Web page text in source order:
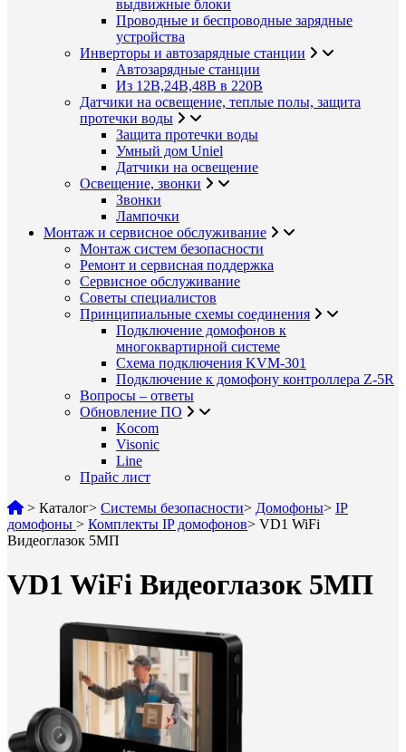
выдвижные блоки
Проводные и беспроводные зарядные
устройства
Инверторы и автозарядные станции
Автозарядные станции
Из 12В,24В,48В в 220В
Датчики на освещение, теплые полы, защита
протечки воды
Защита протечки воды
Умный дом Uniel
Датчики на освещение
Освещение, звонки
Звонки
Лампочки
Монтаж и сервисное обслуживание
Монтаж систем безопасности
Ремонт и сервисная поддержка
Сервисное обслуживание
Советы специалистов
Принципиальные схемы соединения
Подключение домофонов к
многоквартирной системе
Схема подключения KVM-301
Подключение к домофону контроллера Z-5R
Вопросы – ответы
Обновление ПО
Kocom
Visonic
Line
Прайс лист
> Каталог> Системы безопасности> Домофоны> IP
домофоны > Комплекты IP домофонов> VD1 WiFi
Видеоглазок 5МП
VD1 WiFi Видеоглазок 5МП